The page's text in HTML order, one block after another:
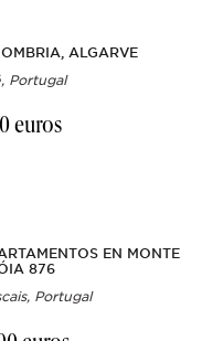
ALGARVE
Portugal
euros
EN MONTE
876
Portugal